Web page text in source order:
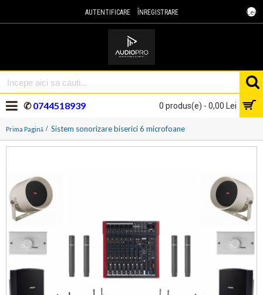
Lei
AUTENTIFICARE ÎNREGISTRARE
0 produs(e) - 0,00 Lei
✆0744518939
Prima Pagină Sistem sonorizare biserici 6 microfoane